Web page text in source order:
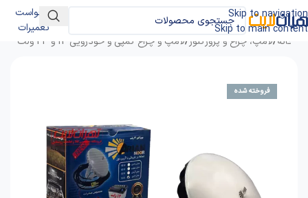
Skip to navigation
Skip to main content
درخواست
تعمیرات
خانه/لامپ، چراغ و پروژکتور /لامپ و چراغ کمپی و خودرویی 12 و 24 ولت
فروخته شده